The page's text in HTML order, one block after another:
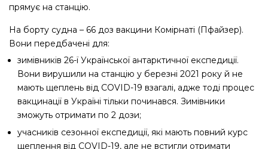
прямує на станцію.
На борту судна – 66 доз вакцини Комірнаті (Пфайзер).
Вони передбачені для:
зимівників 26-ї Української антарктичної експедиції.
Вони вирушили на станцію у березні 2021 року й не
мають щеплень від COVID-19 взагалі, адже тоді процес
вакцинації в Україні тільки починався. Зимівники
зможуть отримати по 2 дози;
учасників сезонної експедиції, які мають повний курс
щеплення від COVID-19, але не встигли отримати